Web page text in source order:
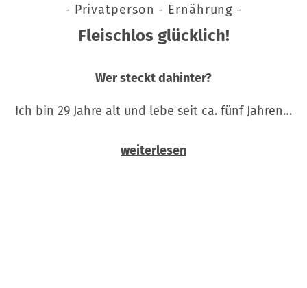
- Privatperson - Ernährung -
Fleischlos glücklich!
Wer steckt dahinter?
Ich bin 29 Jahre alt und lebe seit ca. fünf Jahren…
weiterlesen